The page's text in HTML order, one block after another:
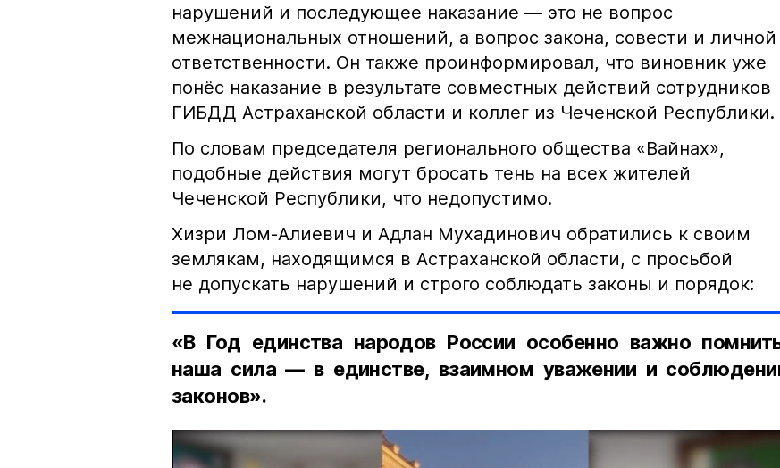
нарушений и последующее наказание — это не вопрос
межнациональных отношений, а вопрос закона, совести и личной
ответственности. Он также проинформировал, что виновник уже
понёс наказание в результате совместных действий сотрудников
ГИБДД Астраханской области и коллег из Чеченской Республики.
По словам председателя регионального общества «Вайнах»,
подобные действия могут бросать тень на всех жителей
Чеченской Республики, что недопустимо.
Хизри Лом-Алиевич и Адлан Мухадинович обратились к своим
землякам, находящимся в Астраханской области, с просьбой
не допускать нарушений и строго соблюдать законы и порядок:
«В Год единства народов России особенно важно
наша сила — в единстве, взаимном уважении и
законов».